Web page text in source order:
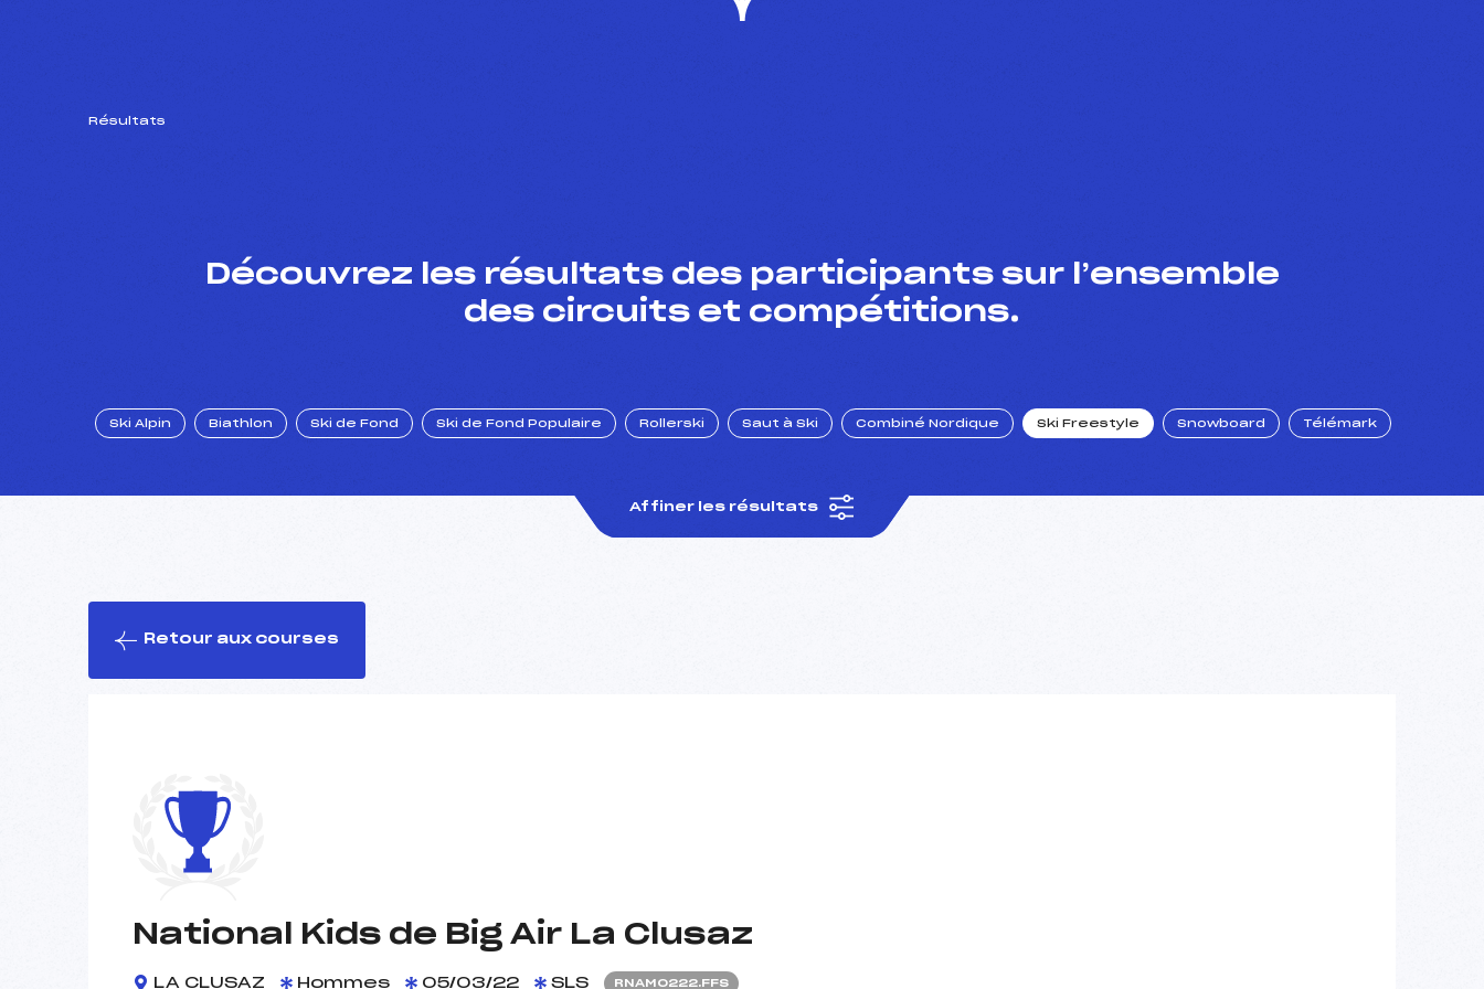
Résultats
Découvrez les résultats des participants sur l’ensemble
des circuits et compétitions.
Ski Alpin Biathlon Ski de Fond Ski de Fond Populaire Rollerski Saut à Ski Combiné Nordique Ski Freestyle Snowboard Télémark
Affiner les résultats
Retour aux courses
National Kids de Big Air La Clusaz
LA CLUSAZ Hommes 05/03/22 SLS RNAM0222.FFS